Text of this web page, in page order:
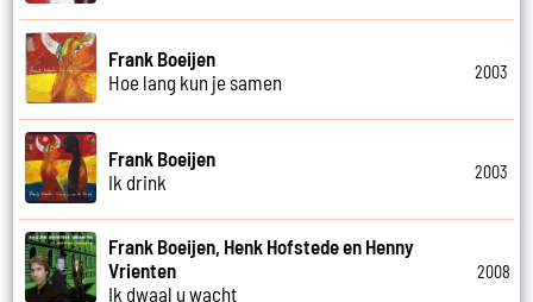
Frank Boeijen
Hoe lang kun je samen
2003
Frank Boeijen
Ik drink
2003
Frank Boeijen, Henk Hofstede en Henny
Vrienten
Ik dwaal u wacht
2008